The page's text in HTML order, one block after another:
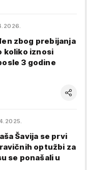
zbog prebijanja
koliko iznosi
3 godine
Šavija se prvi
optužbi za
se ponašali u